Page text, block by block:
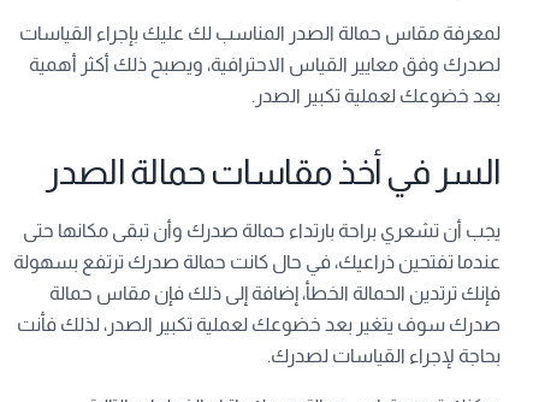
لمعرفة مقاس حمالة الصدر المناسب لك عليك بإجراء القياسات
لصدرك وفق معايير القياس الاحترافية، ويصبح ذلك أكثر أهمية
بعد خضوعك لعملية تكبير الصدر.
السر في أخذ مقاسات حمالة الصدر
يجب أن تشعري براحة بارتداء حمالة صدرك وأن تبقى مكانها حتى
عندما تفتحين ذراعيك، في حال كانت حمالة صدرك ترتفع بسهولة
فإنك ترتدين الحمالة الخطأ، إضافة إلى ذلك فإن مقاس حمالة
صدرك سوف يتغير بعد خضوعك لعملية تكبير الصدر، لذلك فأنت
بحاجة لإجراء القياسات لصدرك.